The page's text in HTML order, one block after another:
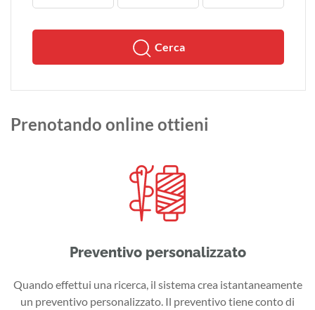
Cerca
Prenotando online ottieni
Preventivo personalizzato
Quando effettui una ricerca, il sistema crea istantaneamente
un preventivo personalizzato. Il preventivo tiene conto di